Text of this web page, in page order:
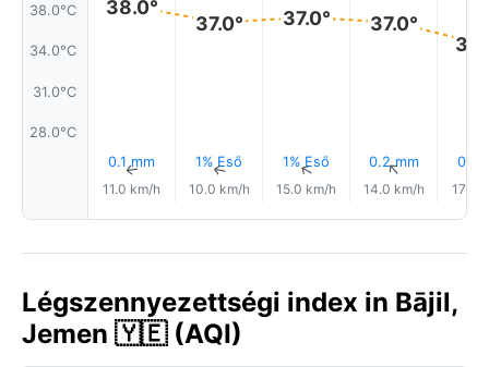
38.0°C
34.0°C
31.0°C
28.0°C
38.0°
0.1 mm
↑
11.0 km/h
37.0°
1% Eső
↑
10.0 km/h
37.0°
1% Eső
↑
15.0 km/h
37.0°
0.2 mm
↑
14.0 km/h
0.1
17.0
Légszennyezettségi index in Bājil,
Jemen 🇾🇪 (AQI)